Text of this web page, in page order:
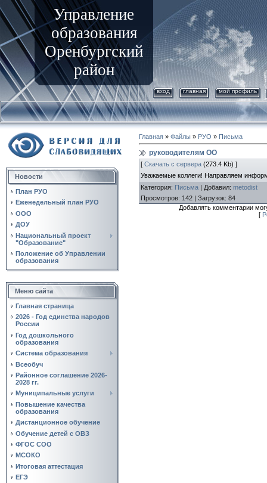
Управление
образования
Оренбургский
район
вход главная мой профиль
Новости
План РУО
Еженедельный план РУО
ООО
ДОУ
Национальный проект
"Образование"
Положение об Управлении
образования
Меню сайта
Главная страница
2026 - Год единства народов
России
Год дошкольного
образования
Система образования
Всеобуч
Районное соглашение 2026-
2028 гг.
Муниципальные услуги
Повышение качества
образования
Дистанционное обучение
Обучение детей с ОВЗ
ФГОС СОО
МСОКО
Итоговая аттестация
ЕГЭ
Главная » Файлы » РУО » Письма
руководителям ОО
[ Скачать с сервера (273.4 Kb) ]
Уважаемые коллеги! Направляем
Категория: Письма | Добавил: metodist
Просмотров: 142 | Загрузок: 84
Добавлять комментарии
[